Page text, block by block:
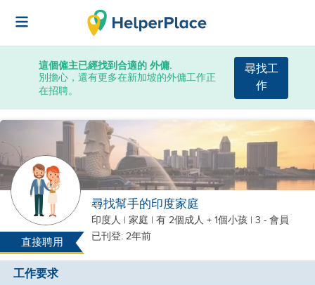
這個僱主已經找到合適的 外傭.
別擔心，還有更多在新加坡的外傭工作正
在招聘。
尋找工
作
直接聘用
尋找幫手的印度家庭
印度人 | 家庭 | 有 2個成人 + 1個小孩 | 3 - 會員
已刊登: 2年前
工作要求